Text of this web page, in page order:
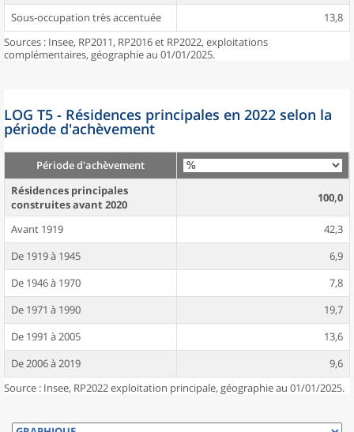
Sous-occupation très accentuée
13,8
Sources : Insee, RP2011, RP2016 et RP2022, exploitations
complémentaires, géographie au 01/01/2025.
LOG T5 - Résidences principales en 2022 selon la
période d'achèvement
Période d'achèvement
Résidences principales
construites avant 2020
100,0
Avant 1919
42,3
De 1919 à 1945
6,9
De 1946 à 1970
7,8
De 1971 à 1990
19,7
De 1991 à 2005
13,6
De 2006 à 2019
9,6
Source : Insee, RP2022 exploitation principale, géographie au 01/01/2025.